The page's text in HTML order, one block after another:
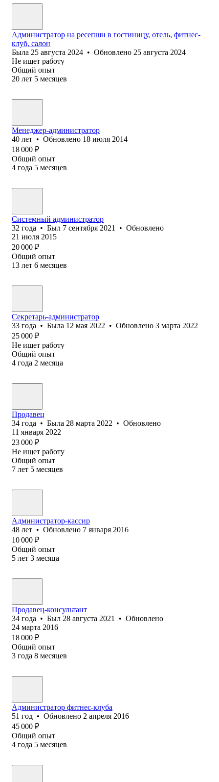
Администратор на ресепшн в гостиницу, отель, фитнес-
клуб, салон
Была 25 августа 2024 • Обновлено 25 августа 2024
Не ищет работу
Общий опыт
20 лет 5 месяцев
Менеджер-администратор
40 лет • Обновлено 18 июля 2014
18 000 ₽
Общий опыт
4 года 5 месяцев
Системный администратор
32 года • Был 7 сентября 2021 • Обновлено
21 июля 2015
20 000 ₽
Общий опыт
13 лет 6 месяцев
Секретарь-администратор
33 года • Была 12 мая 2022 • Обновлено 3 марта 2022
25 000 ₽
Не ищет работу
Общий опыт
4 года 2 месяца
Продавец
34 года • Была 28 марта 2022 • Обновлено
11 января 2022
23 000 ₽
Не ищет работу
Общий опыт
7 лет 5 месяцев
Администратор-кассир
48 лет • Обновлено 7 января 2016
10 000 ₽
Общий опыт
5 лет 3 месяца
Продавец-консультант
34 года • Был 28 августа 2021 • Обновлено
24 марта 2016
18 000 ₽
Общий опыт
3 года 8 месяцев
Администратор фитнес-клуба
51 год • Обновлено 2 апреля 2016
45 000 ₽
Общий опыт
4 года 5 месяцев